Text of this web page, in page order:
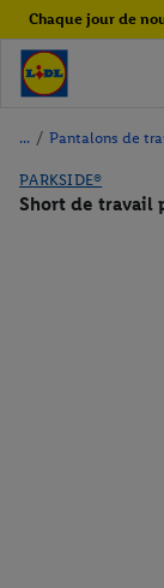
Chaque jour de
/ Pantalons de
PARKSIDE®
Short de travail